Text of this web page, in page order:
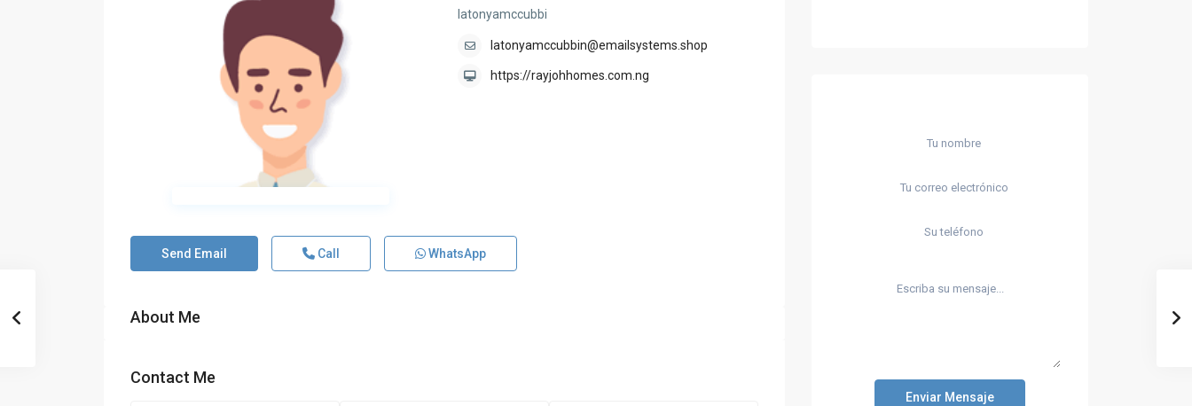
latonyamccubbi
latonyamccubbin@emailsystems.shop
https://rayjohhomes.com.ng
Send Email Call WhatsApp
About Me
Contact Me
Enviar Mensaje